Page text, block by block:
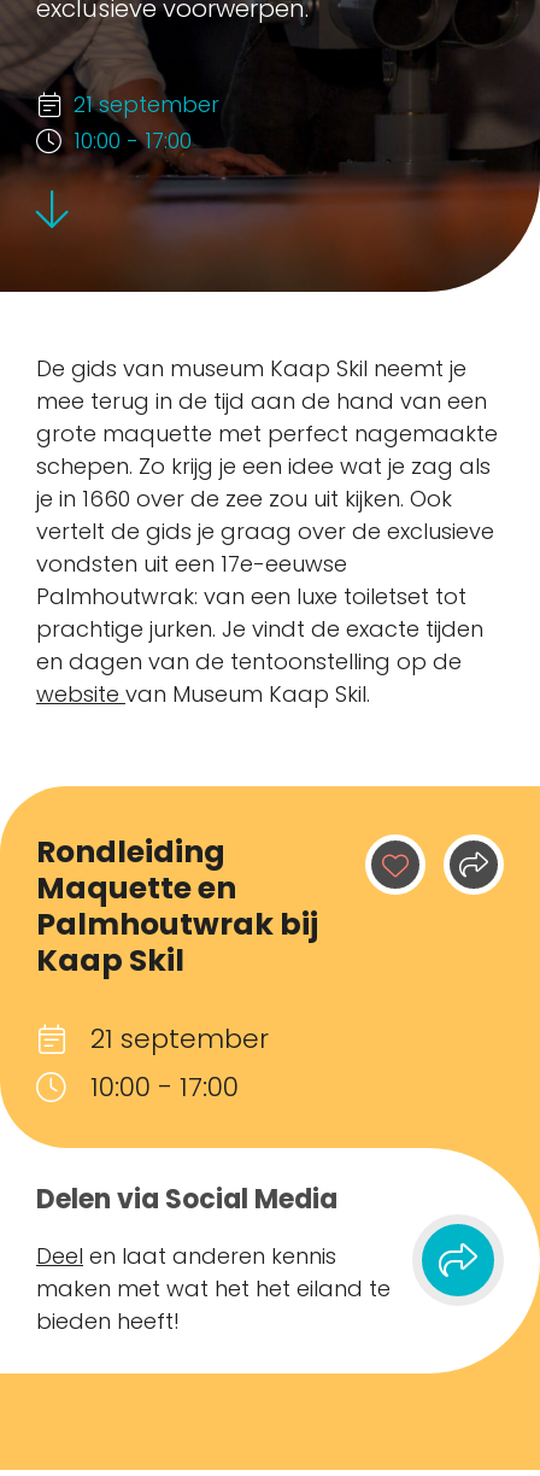
exclusieve voorwerpen.
21 september
10:00 - 17:00
Rondleiding
Maquette en
Palmhoutwrak bij
Kaap Skil
21 september
10:00 - 17:00
Delen via Social Media
Deel en laat anderen kennis
maken met wat het het eiland te
bieden heeft!
De gids van museum Kaap Skil neemt je
mee terug in de tijd aan de hand van een
grote maquette met perfect nagemaakte
schepen. Zo krijg je een idee wat je zag als
je in 1660 over de zee zou uit kijken. Ook
vertelt de gids je graag over de exclusieve
vondsten uit een 17e-eeuwse
Palmhoutwrak: van een luxe toiletset tot
prachtige jurken. Je vindt de exacte tijden
en dagen van de tentoonstelling op de
website van Museum Kaap Skil.